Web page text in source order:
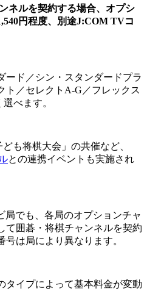
ネルを契約する場合、オプシ
円程度、別途J:COM TVコ
ード／シン・スタンダードプラ
ト／セレクトA-G／フレックス
べます。
も将棋大会」の共催など、
との連携イベントも実施され
局でも、各局のオプションチャ
て囲碁・将棋チャンネルを契約
は局により異なります。
タイプによって基本料金が変動